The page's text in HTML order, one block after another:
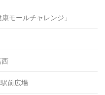
モールチャレンジ」
前広場